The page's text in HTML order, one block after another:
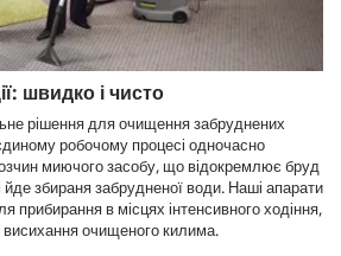
швидко і чисто
рішення для очищення забруднених
робочому процесі одночасно
миючого засобу, що відокремлює бруд
йде збираня забрудненої води. Наші апарати
прибирання в місцях інтенсивного ходіння,
очищеного килима.